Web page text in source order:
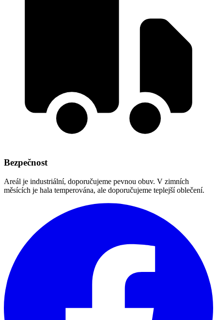
Bezpečnost
Areál je industriální, doporučujeme pevnou obuv. V zimních
měsících je hala temperována, ale doporučujeme teplejší oblečení.